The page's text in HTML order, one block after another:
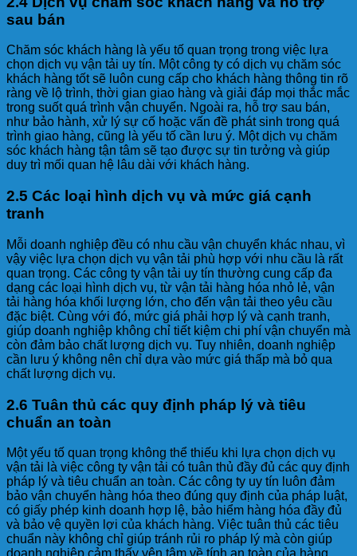
sau bán
Chăm sóc khách hàng là yếu tố quan trọng trong việc lựa
chọn dịch vụ vận tải uy tín. Một công ty có dịch vụ chăm sóc
khách hàng tốt sẽ luôn cung cấp cho khách hàng thông tin rõ
ràng về lộ trình, thời gian giao hàng và giải đáp mọi thắc mắc
trong suốt quá trình vận chuyển. Ngoài ra, hỗ trợ sau bán,
như bảo hành, xử lý sự cố hoặc vấn đề phát sinh trong quá
trình giao hàng, cũng là yếu tố cần lưu ý. Một dịch vụ chăm
sóc khách hàng tận tâm sẽ tạo được sự tin tưởng và giúp
duy trì mối quan hệ lâu dài với khách hàng.
2.5 Các loại hình dịch vụ và mức giá cạnh
tranh
Mỗi doanh nghiệp đều có nhu cầu vận chuyển khác nhau, vì
vậy việc lựa chọn dịch vụ vận tải phù hợp với nhu cầu là rất
quan trọng. Các công ty vận tải uy tín thường cung cấp đa
dạng các loại hình dịch vụ, từ vận tải hàng hóa nhỏ lẻ, vận
tải hàng hóa khối lượng lớn, cho đến vận tải theo yêu cầu
đặc biệt. Cùng với đó, mức giá phải hợp lý và cạnh tranh,
giúp doanh nghiệp không chỉ tiết kiệm chi phí vận chuyển mà
còn đảm bảo chất lượng dịch vụ. Tuy nhiên, doanh nghiệp
cần lưu ý không nên chỉ dựa vào mức giá thấp mà bỏ qua
chất lượng dịch vụ.
2.6 Tuân thủ các quy định pháp lý và tiêu
chuẩn an toàn
Một yếu tố quan trọng không thể thiếu khi lựa chọn dịch vụ
vận tải là việc công ty vận tải có tuân thủ đầy đủ các quy định
pháp lý và tiêu chuẩn an toàn. Các công ty uy tín luôn đảm
bảo vận chuyển hàng hóa theo đúng quy định của pháp luật,
có giấy phép kinh doanh hợp lệ, bảo hiểm hàng hóa đầy đủ
và bảo vệ quyền lợi của khách hàng. Việc tuân thủ các tiêu
chuẩn này không chỉ giúp tránh rủi ro pháp lý mà còn giúp